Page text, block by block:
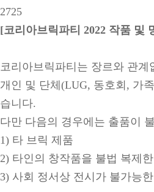
2725
[코리아브릭파티 2022 작품 및
코리아브릭파티는 장르와 관
개인 및 단체(LUG, 동호회, 가
습니다.
다만 다음의 경우에는 출품이
1) 타 브릭 제품
2) 타인의 창작품을 불법 복제
3) 사회 정서상 전시가 불가능